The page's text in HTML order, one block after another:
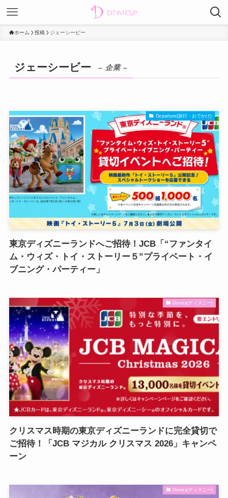
ホーム 投稿 ジェーシービー
ジェーシービー – 企業 –
Departure(旅行・おでかけ)
東京ディズニーランドへご招待！JCB「“ファンタイ
ム・ウィズ・トイ・ストーリー５”プライベート・イ
ブニング・パーティー」
Disney(ディズニー)
クリスマス時期の東京ディズニーランドに完全貸切で
ご招待！「JCB マジカル クリスマス 2026」キャンペ
ーン
Disney(ディズニー)